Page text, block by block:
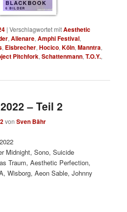
BLACKBOOK
6 BILDER
|Verschlagwortet mitAesthetic
,Alienare,Amphi Festival,
, Eisbrecher,Hocico,Köln,Manntra,
Pitchfork,Schattenmann,T.O.Y.,
– Teil 2
vonSven Bähr
Midnight, Sono, Suicide
Traum, Aesthetic Perfection,
Wisborg, Aeon Sable, Johnny